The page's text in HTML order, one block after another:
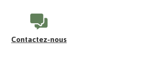
Contactez-nous